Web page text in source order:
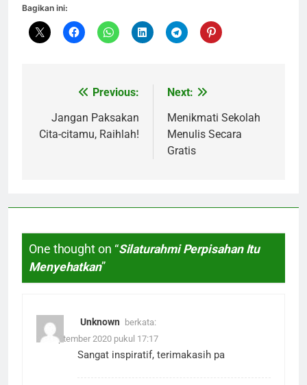
Bagikan ini:
Navigasi
pos
Previous:
Jangan Paksakan
Cita-citamu, Raihlah!
Next:
Menikmati Sekolah
Menulis Secara
Gratis
One thought on “Silaturahmi Perpisahan Itu
Menyehatkan”
Unknown
berkata:
25 September 2020 pukul 17:17
Sangat inspiratif, terimakasih pa